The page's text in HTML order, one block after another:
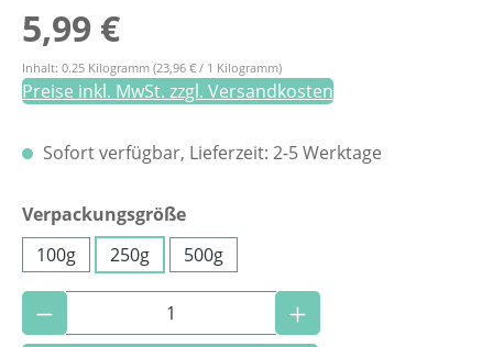
Regulärer Preis:
5,99 €
Inhalt: 0.25 Kilogramm (23,96 € / 1 Kilogramm)
Preise inkl. MwSt. zzgl. Versandkosten
Sofort verfügbar, Lieferzeit: 2-5 Werktage
Verpackungsgrößeauswählen
100g
250g 500g
Produkt Anzahl: Gib den gewünschten